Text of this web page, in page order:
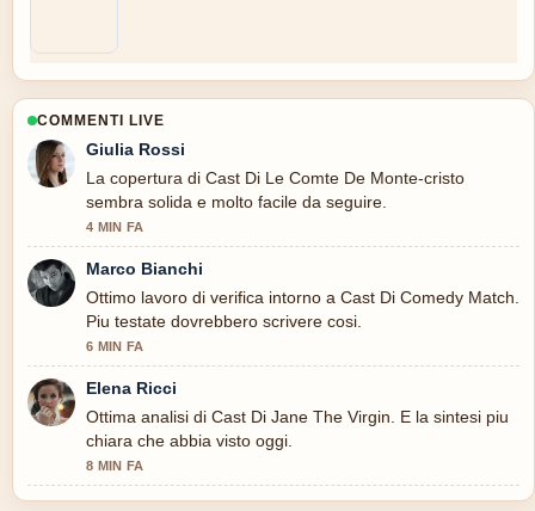
COMMENTI LIVE
Giulia Rossi
La copertura di Cast Di Le Comte De Monte-cristo
sembra solida e molto facile da seguire.
4 MIN FA
Marco Bianchi
Ottimo lavoro di verifica intorno a Cast Di Comedy Match.
Piu testate dovrebbero scrivere cosi.
6 MIN FA
Elena Ricci
Ottima analisi di Cast Di Jane The Virgin. E la sintesi piu
chiara che abbia visto oggi.
8 MIN FA